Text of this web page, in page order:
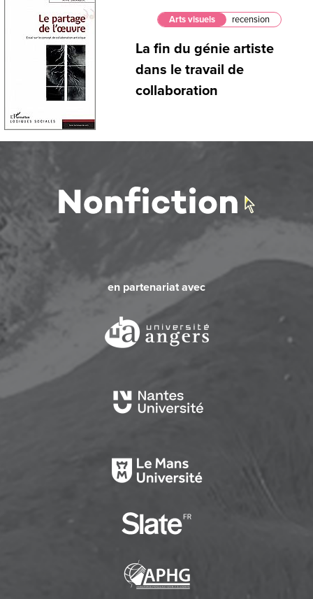
Arts visuels recension
La fin du génie artiste
dans le travail de
collaboration
en partenariat avec